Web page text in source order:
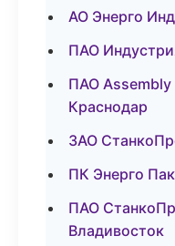
АО Энерго
ПАО
ПАО
Краснодар
ЗАО
ПК Энерго
ПАО
Владивосток